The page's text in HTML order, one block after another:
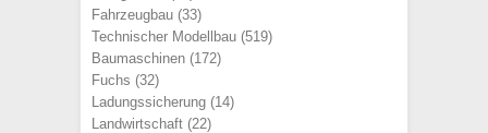
Fahrzeugbau (33)
Technischer Modellbau (519)
Baumaschinen (172)
Fuchs (32)
Ladungssicherung (14)
Landwirtschaft (22)